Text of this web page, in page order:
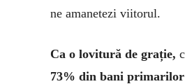
ne amanetezi viitorul.
Ca o lovitură de grație,
73% din bani